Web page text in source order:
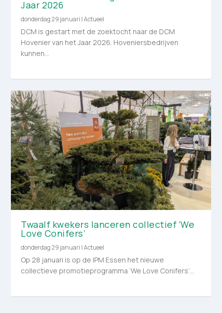
Jaar 2026
donderdag 29 januari |Actueel
DCM is gestart met de zoektocht naar de DCM
Hovenier van het Jaar 2026. Hoveniersbedrijven
kunnen...
Twaalf kwekers lanceren collectief ‘We
Love Conifers’
donderdag 29 januari |Actueel
Op 28 januari is op de IPM Essen het nieuwe
collectieve promotieprogramma ‘We Love Conifers’...